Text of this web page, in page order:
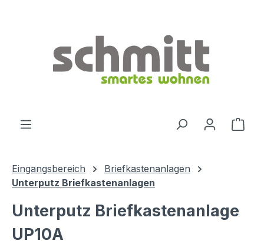
Eingangsbereich
Briefkastenanlagen
Unterputz Briefkastenanlagen
Unterputz Briefkastenanlage
UP10A